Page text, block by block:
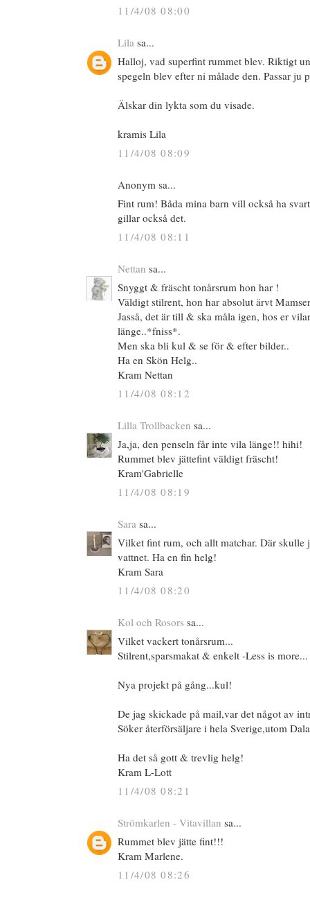
11/4/08 08:00
Lila sa...
Halloj, vad superfint rummet blev. Riktigt
spegeln blev efter ni målade den. Passar ju
Älskar din lykta som du visade.
kramis Lila
11/4/08 08:09
Anonym sa...
Fint rum! Båda mina barn vill också ha
gillar också det.
11/4/08 08:11
Nettan sa...
Snyggt & fräscht tonårsrum hon har !
Väldigt stilrent, hon har absolut ärvt
Jasså, det är till & ska måla igen, hos er
länge..*fniss*.
Men ska bli kul & se för & efter bilder..
Ha en Skön Helg..
Kram Nettan
11/4/08 08:12
Lilla Trollbacken sa...
Ja,ja, den penseln får inte vila länge!! hihi!
Rummet blev jättefint väldigt fräscht!
Kram'Gabrielle
11/4/08 08:19
Sara sa...
Vilket fint rum, och allt matchar. Där skulle
vattnet. Ha en fin helg!
Kram Sara
11/4/08 08:20
Kol och Rosors sa...
Vilket vackert tonårsrum...
Stilrent,sparsmakat & enkelt -Less is more...
Nya projekt på gång...kul!
De jag skickade på mail,var det något av
Söker återförsäljare i hela Sverige,utom
Ha det så gott & trevlig helg!
Kram L-Lott
11/4/08 08:21
Strömkarlen - Vitavillan sa...
Rummet blev jätte fint!!!
Kram Marlene.
11/4/08 08:26